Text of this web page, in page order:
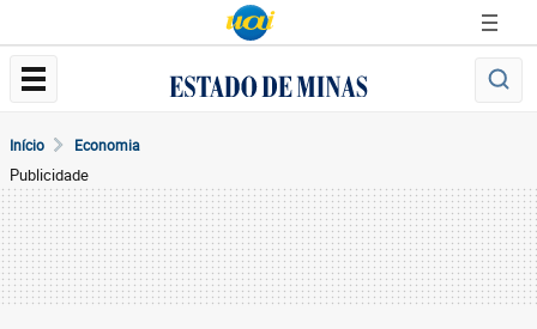
Início Economia
Publicidade